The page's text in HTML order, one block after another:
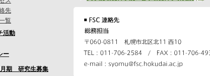
先
覧
活動
ー
期 研究生募集